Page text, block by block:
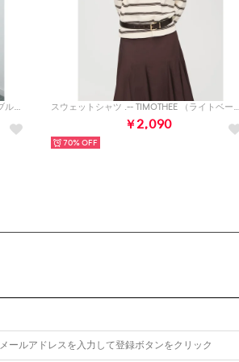
スウェットシャツ .-- CANELA （ネイビーブルー） スウェットシャツ .-- TIMOTHEE （ライトベージュ）
￥2,090
70%